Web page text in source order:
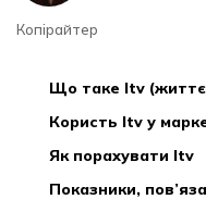
Копірайтер
що таке ltv
користь ltv у
як порахувати ltv
показники,